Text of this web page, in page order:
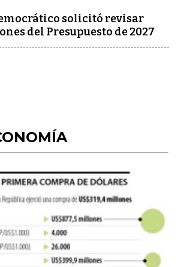
solicitó revisar
del Presupuesto de 2027